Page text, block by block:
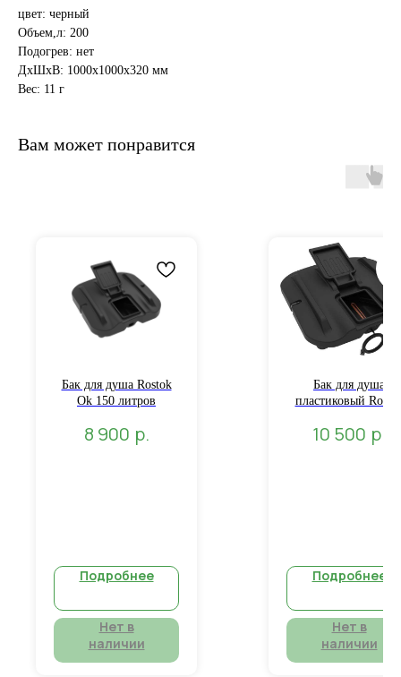
цвет: черный
Объем,л: 200
Подогрев: нет
ДxШxВ: 1000x1000x320 мм
Вес: 11 г
Вам может понравится
Бак для душа Rostok
Ok 150 литров
8 900 р.
Подробнее
Нет в
наличии
Бак для душа
пластиковый
подогревом
10 500 р.
Подробнее
Нет в
наличии